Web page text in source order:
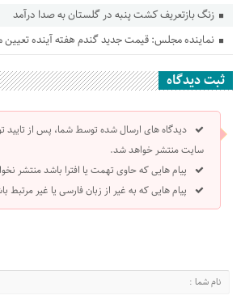
زنگ بازتعریف کشت پنبه در گلستان به صدا درآمد
نماینده مجلس: قیمت جدید گندم هفته آینده
ثبت دیدگاه
دیدگاه های ارسال شده توسط شما، پس از
سایت منتشر خواهد شد.
پیام هایی که حاوی تهمت یا افترا باشد منتشر
پیام هایی که به غیر از زبان فارسی یا غیر